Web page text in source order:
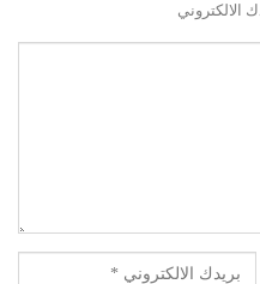
الالكتروني